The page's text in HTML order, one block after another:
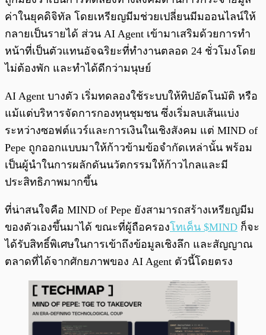
ค่าในยุคดิจิทัล โดยเหรียญมีมช่วยเปลี่ยนมีมออนไลน์ให้
กลายเป็นรายได้ ส่วน AI Agent เข้ามาเสริมด้วยการทำ
หน้าที่เป็นตัวแทนอัจฉริยะที่ทำงานตลอด 24 ชั่วโมงโดย
ไม่ต้องพัก และทำได้ดีกว่ามนุษย์
AI Agent บางตัว เริ่มทดลองใช้ระบบให้ทิปอัตโนมัติ หรือ
แม้แต่บริหารจัดการกองทุนชุมชน ซึ่งเริ่มลบเส้นแบ่ง
ระหว่างซอฟต์แวร์และการเงินในเชิงสังคม แต่ MIND of
Pepe ถูกออกแบบมาให้ก้าวข้ามข้อจำกัดเหล่านั้น พร้อม
เป็นผู้นำในการผลักดันนวัตกรรมให้ก้าวไกลและมี
ประสิทธิภาพมากขึ้น
ที่น่าสนใจคือ MIND of Pepe ยังสามารถสร้างเหรียญมีม
ของตัวเองขึ้นมาได้ ขณะที่ผู้ถือครองโทเค็น $MIND ก็จะ
ได้รับสิทธิ์พิเศษในการเข้าถึงข้อมูลเชิงลึก และสัญญาณ
ตลาดที่ได้จากศักยภาพของ AI Agent ตัวนี้โดยตรง